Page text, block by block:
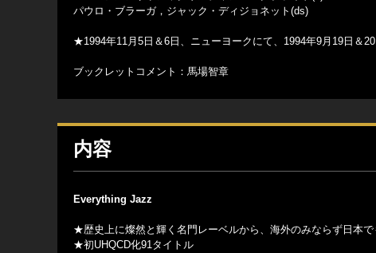
パウロ・ブラーガ，ジャック・ディジョネット(ds)
★1994年11月5日＆6日、ニューヨークにて、1994年9月19日＆
ブックレットコメント：馬場智章
内容
Everything Jazz
★歴史上に燦然と輝く名門レーベルから、海外のみならず日本
★初UHQCD化91タイトル